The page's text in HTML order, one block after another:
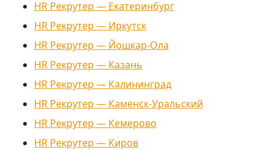
HR Рекрутер — Екатеринбург
HR Рекрутер — Иркутск
HR Рекрутер — Йошкар-Ола
HR Рекрутер — Казань
HR Рекрутер — Калининград
HR Рекрутер — Каменск-Уральский
HR Рекрутер — Кемерово
HR Рекрутер — Киров